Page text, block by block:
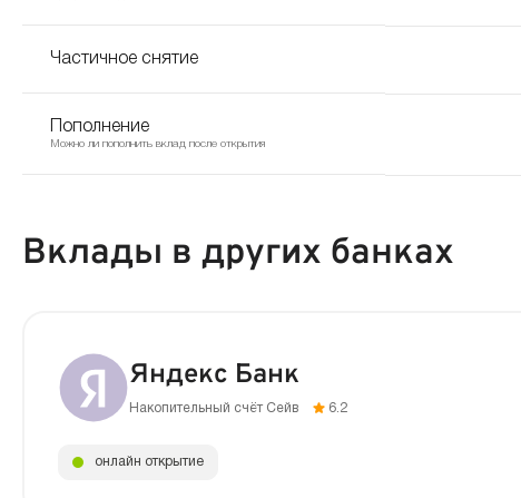
Частичное снятие
Пополнение
Можно ли пополнить вклад после открытия
Вклады в других банках
Яндекс Банк
Накопительный счёт Сейв 6.2
онлайн открытие